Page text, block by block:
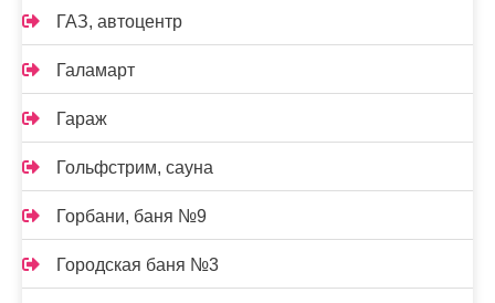
ГАЗ, автоцентр
Галамарт
Гараж
Гольфстрим, сауна
Горбани, баня №9
Городская баня №3